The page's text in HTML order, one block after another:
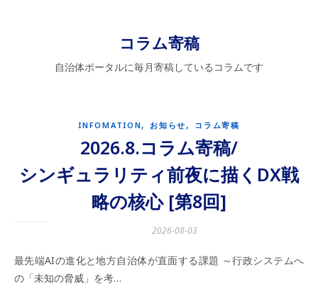
コラム寄稿
自治体ポータルに毎月寄稿しているコラムです
INFOMATION,お知らせ , コラム寄稿
2026.8.コラム寄稿/
シンギュラリティ前夜に描くDX戦
略の核心 [第8回]
2026-08-03
最先端AIの進化と地方自治体が直面する課題 ～行政システムへ
の「未知の脅威」を考…